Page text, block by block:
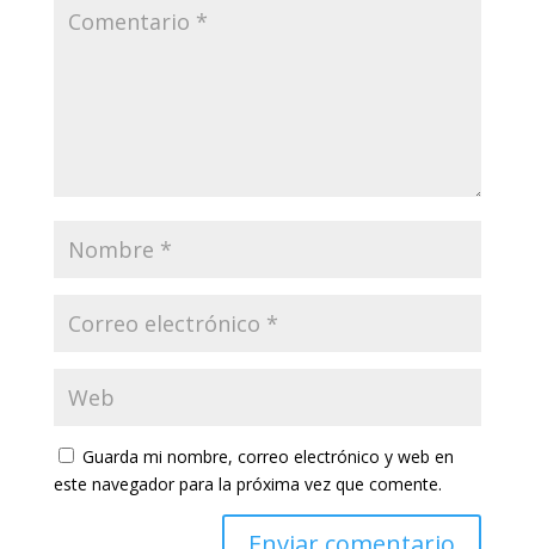
Guarda mi nombre, correo electrónico y web en
este navegador para la próxima vez que comente.